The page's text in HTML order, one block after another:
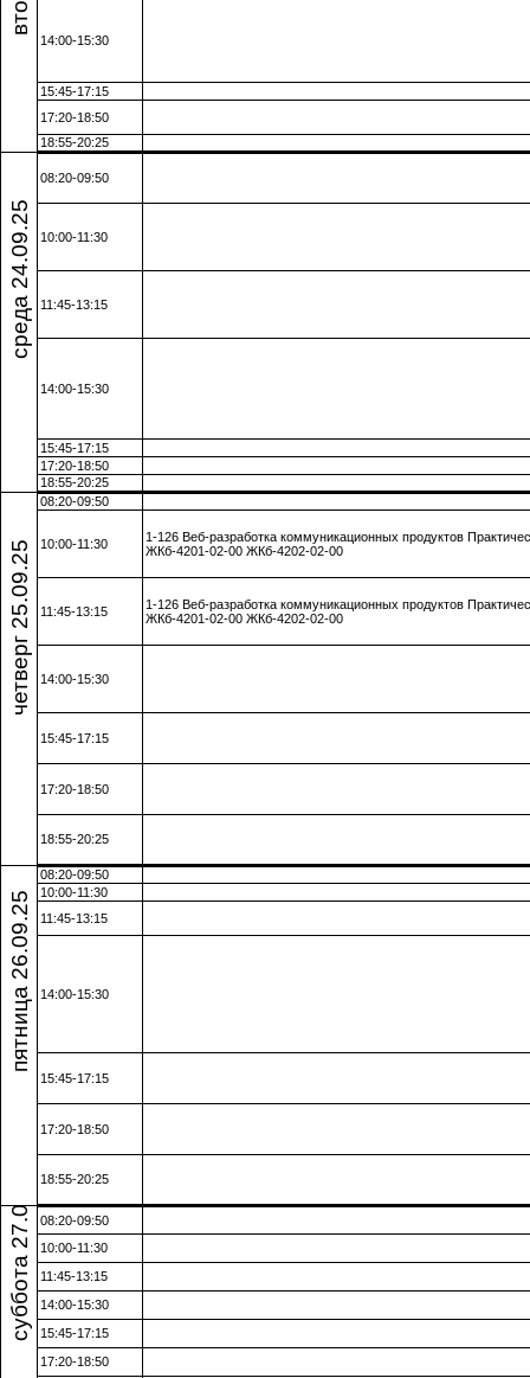
14:00-15:30
15:45-17:15
17:20-18:50
18:55-20:25
среда 24.09.25
08:20-09:50
10:00-11:30
11:45-13:15
14:00-15:30
15:45-17:15
17:20-18:50
18:55-20:25
четверг 25.09.25
08:20-09:50
10:00-11:30
1-126 Веб-разработка коммуникационных продуктов
ЖКб-4201-02-00 ЖКб-4202-02-00
11:45-13:15
1-126 Веб-разработка коммуникационных продуктов
ЖКб-4201-02-00 ЖКб-4202-02-00
14:00-15:30
15:45-17:15
17:20-18:50
18:55-20:25
пятница 26.09.25
08:20-09:50
10:00-11:30
11:45-13:15
14:00-15:30
15:45-17:15
17:20-18:50
18:55-20:25
суббота 27.09.25 08:20-09:50
10:00-11:30
11:45-13:15
14:00-15:30
15:45-17:15
17:20-18:50